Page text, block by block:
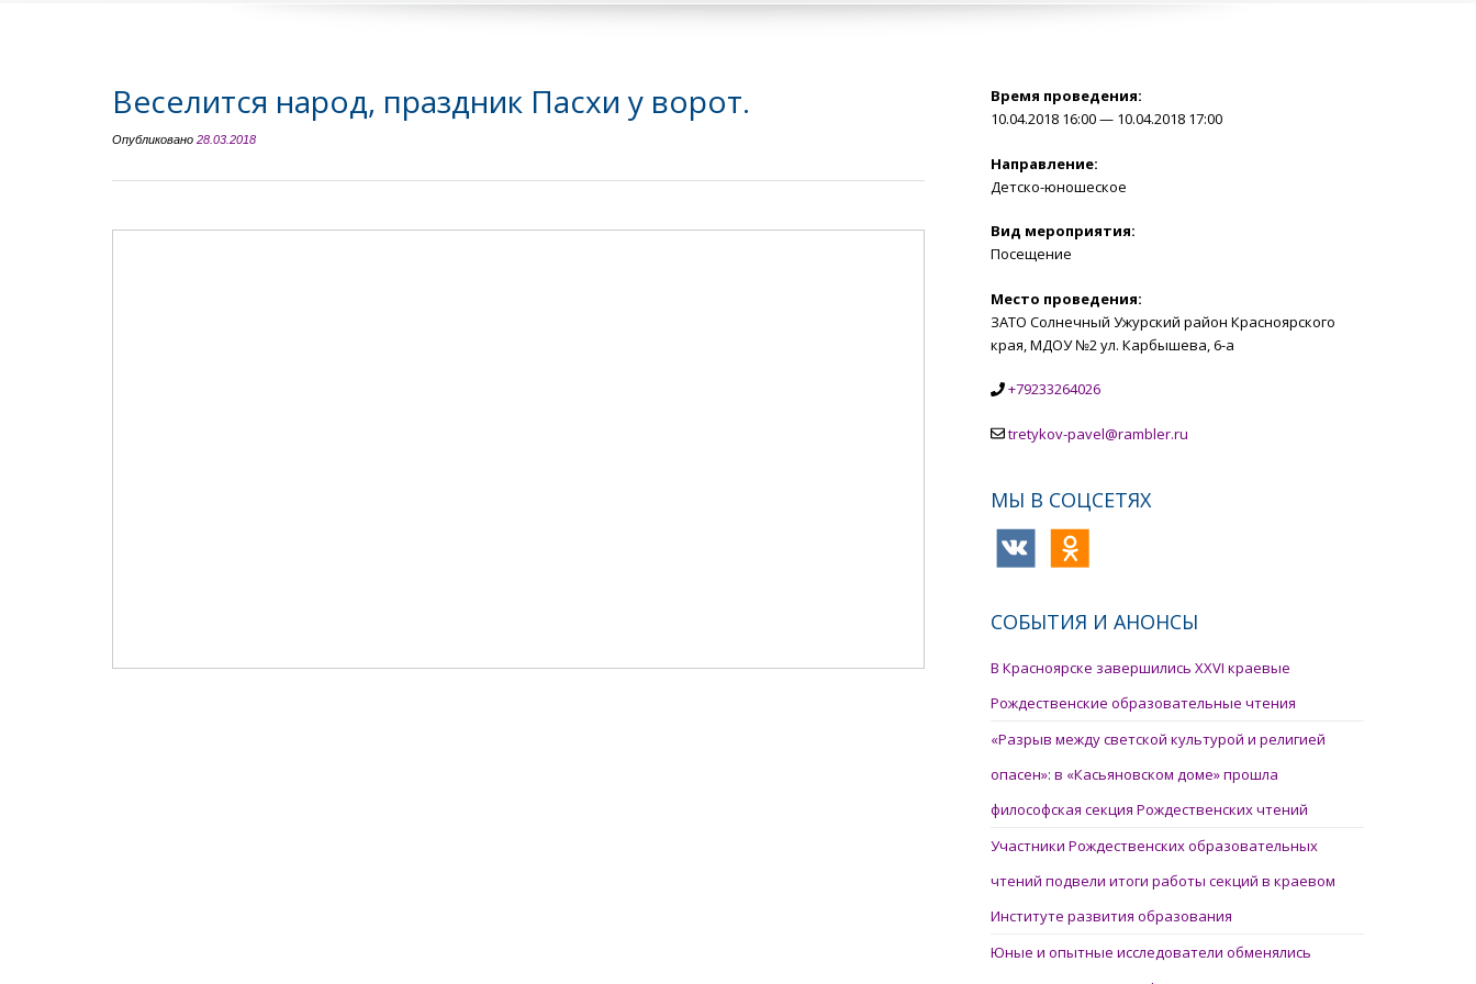
Веселится народ, праздник Пасхи у ворот.
Опубликовано 28.03.2018
Время проведения:
10.04.2018 16:00 — 10.04.2018 17:00
Направление:
Детско-юношеское
Вид мероприятия:
Посещение
Место проведения:
ЗАТО Солнечный Ужурский район Красноярского
края, МДОУ №2 ул. Карбышева, 6-а
+79233264026
tretykov-pavel@rambler.ru
МЫ В СОЦСЕТЯХ
СОБЫТИЯ И АНОНСЫ
В Красноярске завершились XXVI краевые
Рождественские образовательные чтения
«Разрыв между светской культурой и религией
опасен»: в «Касьяновском доме» прошла
философская секция Рождественских чтений
Участники Рождественских образовательных
чтений подвели итоги работы секций в краевом
Институте развития образования
Юные и опытные исследователи обменялись